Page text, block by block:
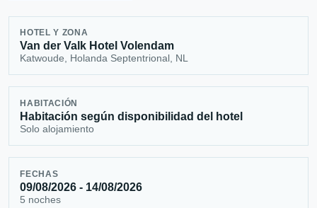
HOTEL Y ZONA
Van der Valk Hotel Volendam
Katwoude, Holanda Septentrional, NL
HABITACIÓN
Habitación según disponibilidad del hotel
Solo alojamiento
FECHAS
09/08/2026 - 14/08/2026
5 noches